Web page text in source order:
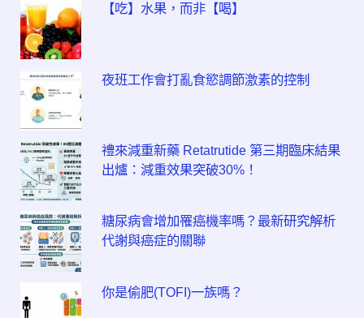
【吃】水果，而非【喝】
夜班工作會打亂食慾調節激素的控制
禮來減重新藥 Retatrutide 第三期臨床結果
出爐：減重效果突破30%！
糖尿病會增加罹癌機率嗎？最新研究解析
代謝與癌症的關聯
你是偷肥(TOFI)一族嗎？